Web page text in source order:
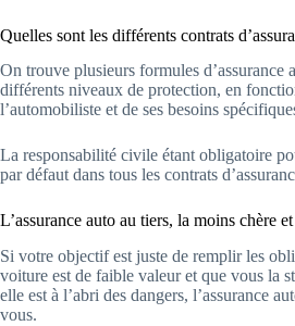
Quelles sont les différents contrats
On trouve plusieurs formules d’assurance
différents niveaux de protection, en
l’automobiliste et de ses besoins
La responsabilité civile étant obligatoire
par défaut dans tous les contrats
L’assurance auto au tiers, la moins chère
Si votre objectif est juste de remplir les
voiture est de faible valeur et que vous la
elle est à l’abri des dangers, l’assurance
vous.